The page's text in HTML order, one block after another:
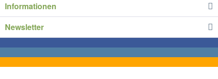
Informationen
Newsletter